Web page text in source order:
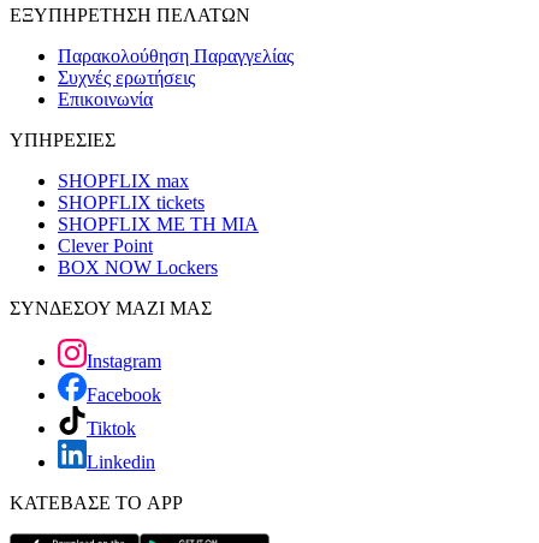
ΕΞΥΠΗΡΕΤΗΣΗ ΠΕΛΑΤΩΝ
Παρακολούθηση Παραγγελίας
Συχνές ερωτήσεις
Επικοινωνία
ΥΠΗΡΕΣΙΕΣ
SHOPFLIX max
SHOPFLIX tickets
SHOPFLIX ΜΕ ΤΗ ΜΙΑ
Clever Point
BOX NOW Lockers
ΣΥΝΔΕΣΟΥ ΜΑΖΙ ΜΑΣ
Instagram
Facebook
Tiktok
Linkedin
ΚΑΤΕΒΑΣΕ ΤΟ APP